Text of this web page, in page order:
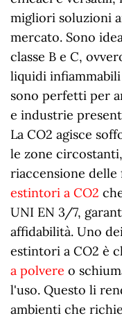
migliori soluzioni
mercato. Sono
classe B e C,
liquidi
sono perfetti per
e industrie
La CO2 agisce
le zone
riaccensione delle
estintori a CO2
UNI EN 3/7,
affidabilità. Uno
estintori a CO2 è
a polvere o
l'uso. Questo li
ambienti che